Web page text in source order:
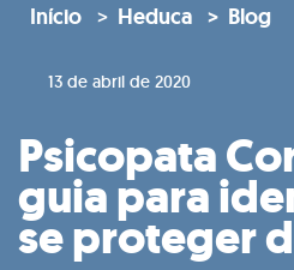
Início Heduca Blog
13 de abril de 2020
Psicopata
guia para
se proteger